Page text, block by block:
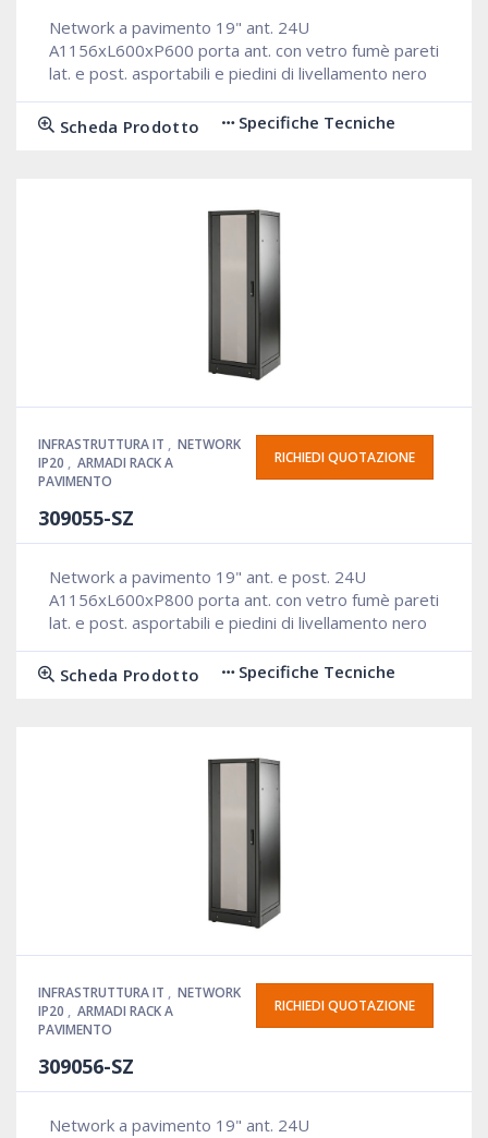
Network a pavimento 19" ant. 24U
A1156xL600xP600 porta ant. con vetro fumè pareti
lat. e post. asportabili e piedini di livellamento nero
Scheda Prodotto Specifiche Tecniche
INFRASTRUTTURA IT , NETWORK
IP20 , ARMADI RACK A
PAVIMENTO
309055-SZ
RICHIEDI QUOTAZIONE
Network a pavimento 19" ant. e post. 24U
A1156xL600xP800 porta ant. con vetro fumè pareti
lat. e post. asportabili e piedini di livellamento nero
Scheda Prodotto Specifiche Tecniche
INFRASTRUTTURA IT , NETWORK
IP20 , ARMADI RACK A
PAVIMENTO
309056-SZ
RICHIEDI QUOTAZIONE
Network a pavimento 19" ant. 24U